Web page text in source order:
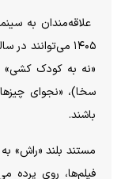
۱۴۰۵ می‌توانند
«نه به کودک
سخا)، «نجوای
باشند.
مستند بلند «راش»
فیلم‌ها، روی پرده